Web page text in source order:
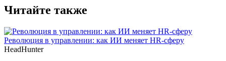
Читайте также
Революция в управлении: как ИИ меняет HR-сферу
HeadHunter